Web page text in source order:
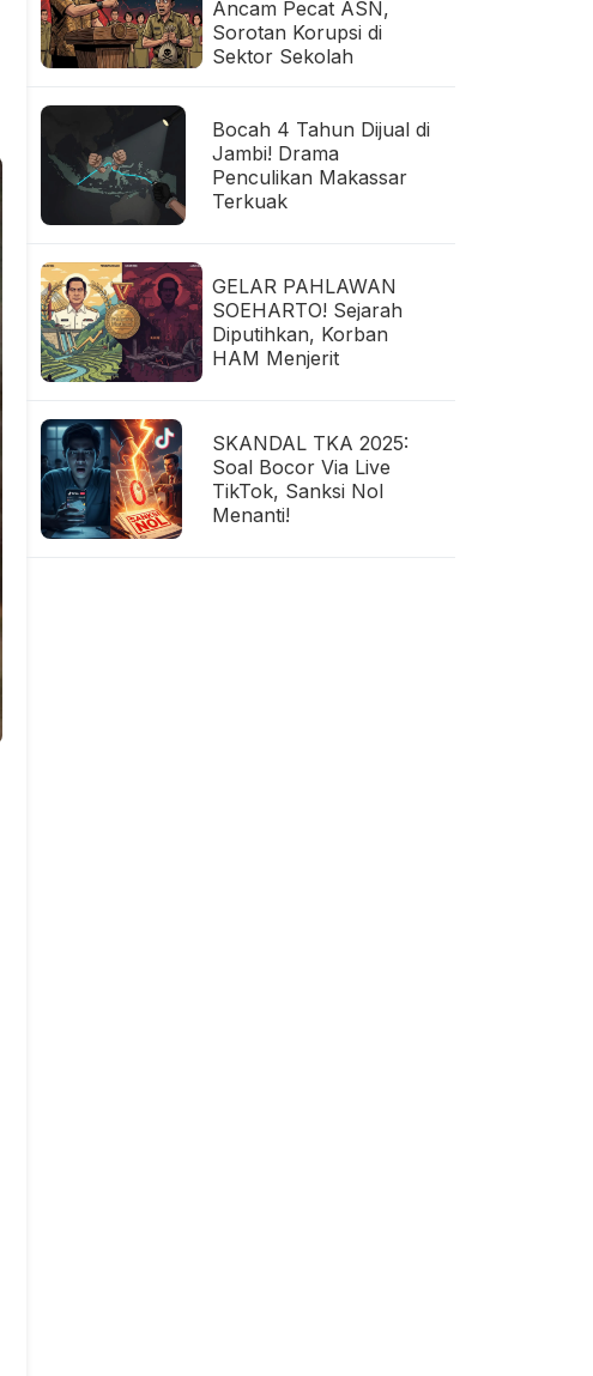
Ancam Pecat ASN,
Sorotan Korupsi di
Sektor Sekolah
Bocah 4 Tahun Dijual di
Jambi! Drama
Penculikan Makassar
Terkuak
GELAR PAHLAWAN
SOEHARTO! Sejarah
Diputihkan, Korban
HAM Menjerit
SKANDAL TKA 2025:
Soal Bocor Via Live
TikTok, Sanksi Nol
Menanti!